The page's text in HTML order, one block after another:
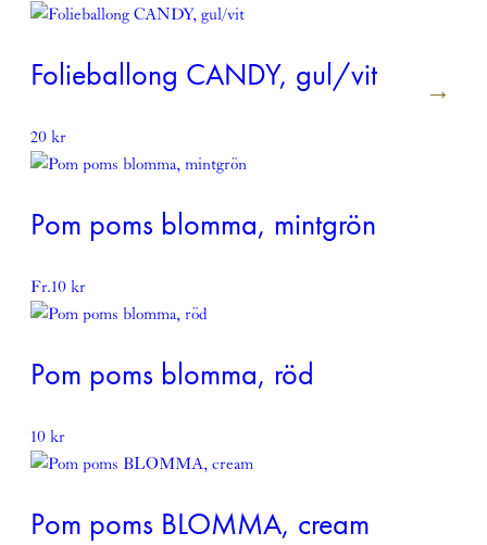
Folieballong CANDY, gul/vit
20kr
Pom poms blomma, mintgrön
Fr.10kr
Pom poms blomma, röd
10kr
Pom poms BLOMMA, cream